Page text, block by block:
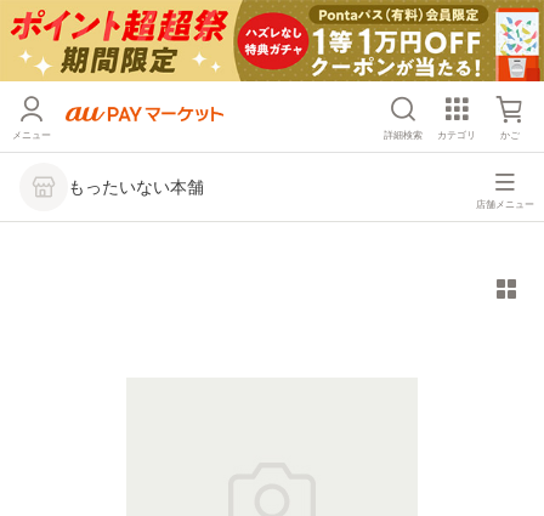
メニュー 詳細検索 カテゴリ かご
もったいない本舗
店舗メニュー